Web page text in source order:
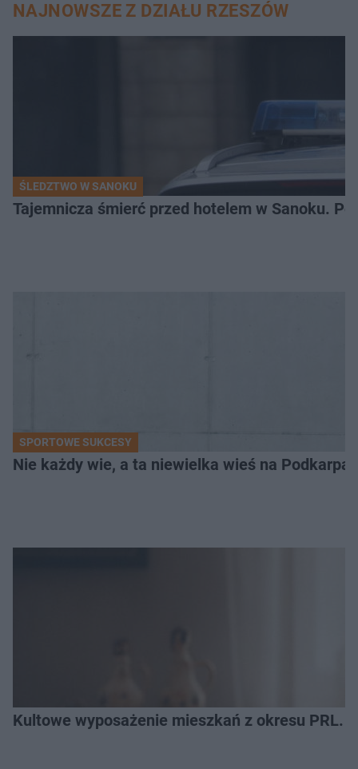
NAJNOWSZE Z DZIAŁU RZESZÓW
ŚLEDZTWO W SANOKU
Tajemnicza śmierć przed hotelem w Sanoku.
SPORTOWE SUKCESY
Nie każdy wie, a ta niewielka wieś na
Kultowe wyposażenie mieszkań z okresu PRL.